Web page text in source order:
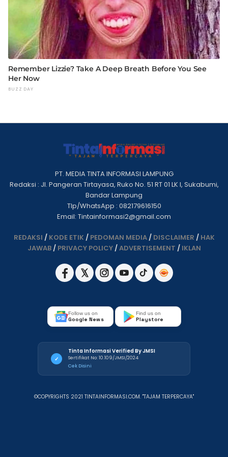
PT. MEDIA TINTA INFORMASI LAMPUNG
Redaksi : Jl. Pangeran Tirtayasa, Ruko No. 51 RT 01 LK I, Sukabumi,
Bandar Lampung
Tlp/WhatsApp : 082179616150
Email: Tintainformasi2@gmail.com
REDAKSI / KODE ETIK / PEDOMAN MEDIA/ DISCLAIMER / HAK
JAWAB/ PRIVACY POLICY/ADVERTISEMENT / IKLAN
Follow us on
Google News
Find us on
Playstore
✓
Tinta Informasi Verified By JMSI
Sertifikat No: 10.109/JMSI/2024
Cek Disini
©COPYRIGHTS 2021 TINTAINFORMASI.COM. "TAJAM TERPERCAYA"